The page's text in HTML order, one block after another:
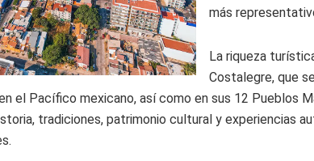
más
La riqueza
Costalegre, que
el Pacífico mexicano, así como en sus 12 Pueblos
tradiciones, patrimonio cultural y experiencias